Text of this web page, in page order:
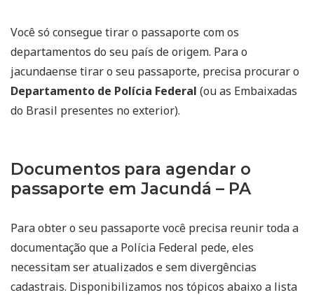
Você só consegue tirar o passaporte com os
departamentos do seu país de origem. Para o
jacundaense tirar o seu passaporte, precisa procurar o
Departamento de Polícia Federal (ou as Embaixadas
do Brasil presentes no exterior).
Documentos para agendar o
passaporte em Jacundá – PA
Para obter o seu passaporte você precisa reunir toda a
documentação que a Polícia Federal pede, eles
necessitam ser atualizados e sem divergências
cadastrais. Disponibilizamos nos tópicos abaixo a lista